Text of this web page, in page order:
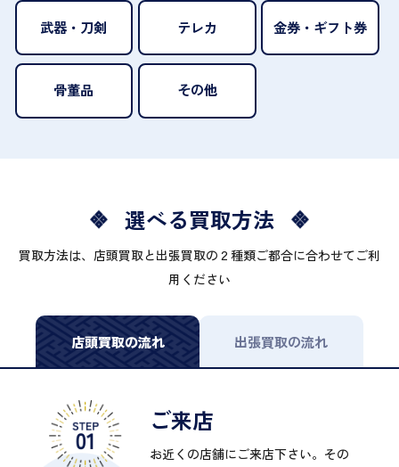
武器・刀剣 テレカ 金券・ギフト券
骨董品 その他
選べる買取方法
買取方法は、店頭買取と出張買取の２種類ご都合に合わせてご利
用ください
店頭買取の流れ 出張買取の流れ
ご来店
お近くの店舗にご来店下さい。その